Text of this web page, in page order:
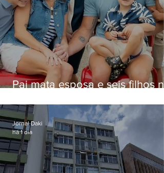
Pai mata esposa e seis filhos
Jornal Daki
há 1 dia